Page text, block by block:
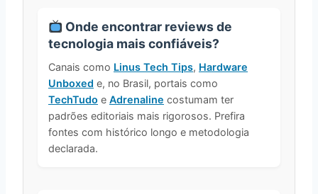
Onde encontrar reviews de
tecnologia mais confiáveis?
Canais como Linus Tech Tips, Hardware
Unboxed e, no Brasil, portais como
TechTudo e Adrenaline costumam ter
padrões editoriais mais rigorosos. Prefira
fontes com histórico longo e metodologia
declarada.